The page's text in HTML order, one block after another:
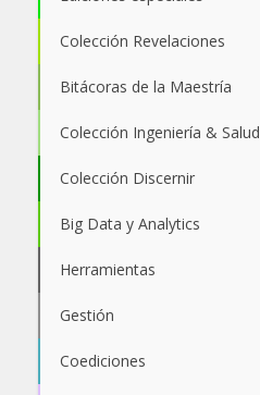
Colección Revelaciones
Bitácoras de la Maestría
Colección Ingeniería & Salud
Colección Discernir
Big Data y Analytics
Herramientas
Gestión
Coediciones